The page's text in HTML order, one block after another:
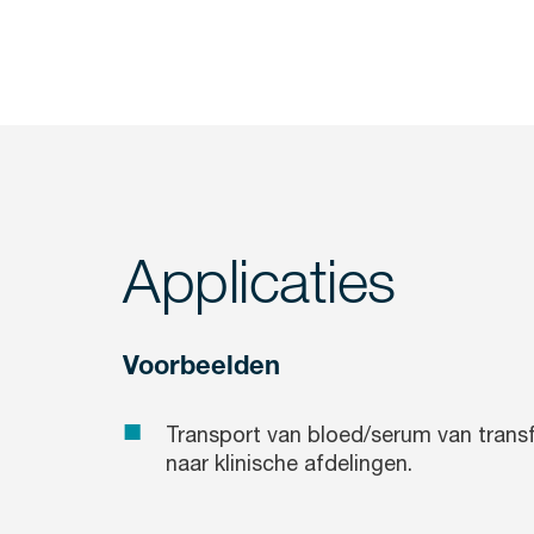
Applicaties
Voorbeelden
Transport van bloed/serum van
naar klinische afdelingen.